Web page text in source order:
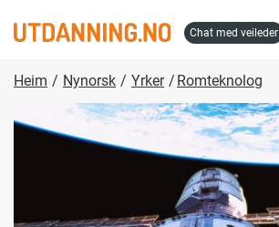
to
content
chat med veileder
Heim Nynorsk Yrker Romteknolog